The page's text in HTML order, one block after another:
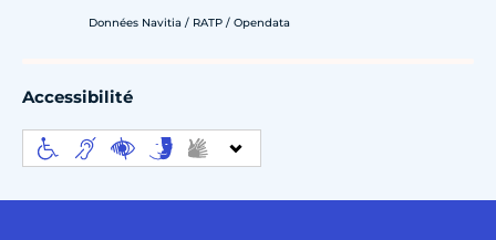
Données Navitia / RATP / Opendata
Accessibilité